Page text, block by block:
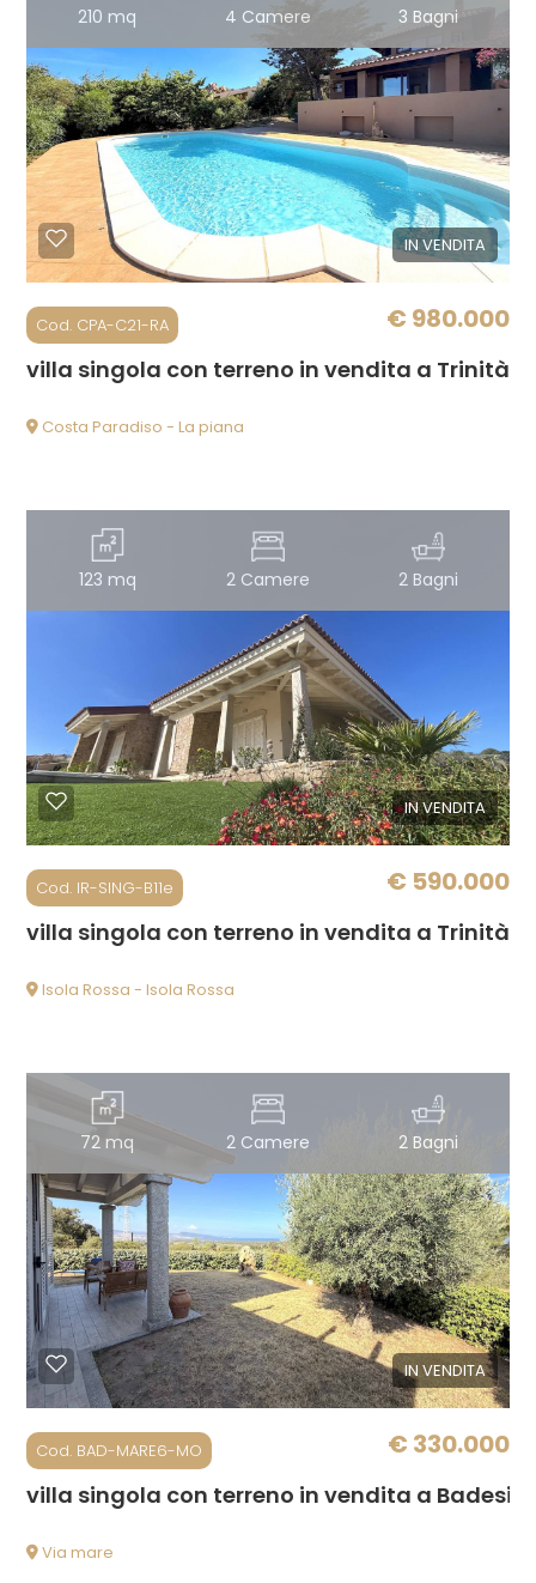
210 mq 4 Camere 3 Bagni
IN VENDITA
Cod. CPA-C21-RA € 980.000
villa singola con terreno in vendita a Trinità
Costa Paradiso - La piana
123 mq 2 Camere 2 Bagni
IN VENDITA
Cod. IR-SING-B11e € 590.000
villa singola con terreno in vendita a Trinità
Isola Rossa - Isola Rossa
72 mq 2 Camere 2 Bagni
IN VENDITA
Cod. BAD-MARE6-MO € 330.000
villa singola con terreno in vendita a Badesi
Via mare
Camere
minime
Qualsiasi
1
Altre
opzioni
-
multiscelta
Posto auto/Box
Ascensore
Arredato
Nuova costruzione
Lusso